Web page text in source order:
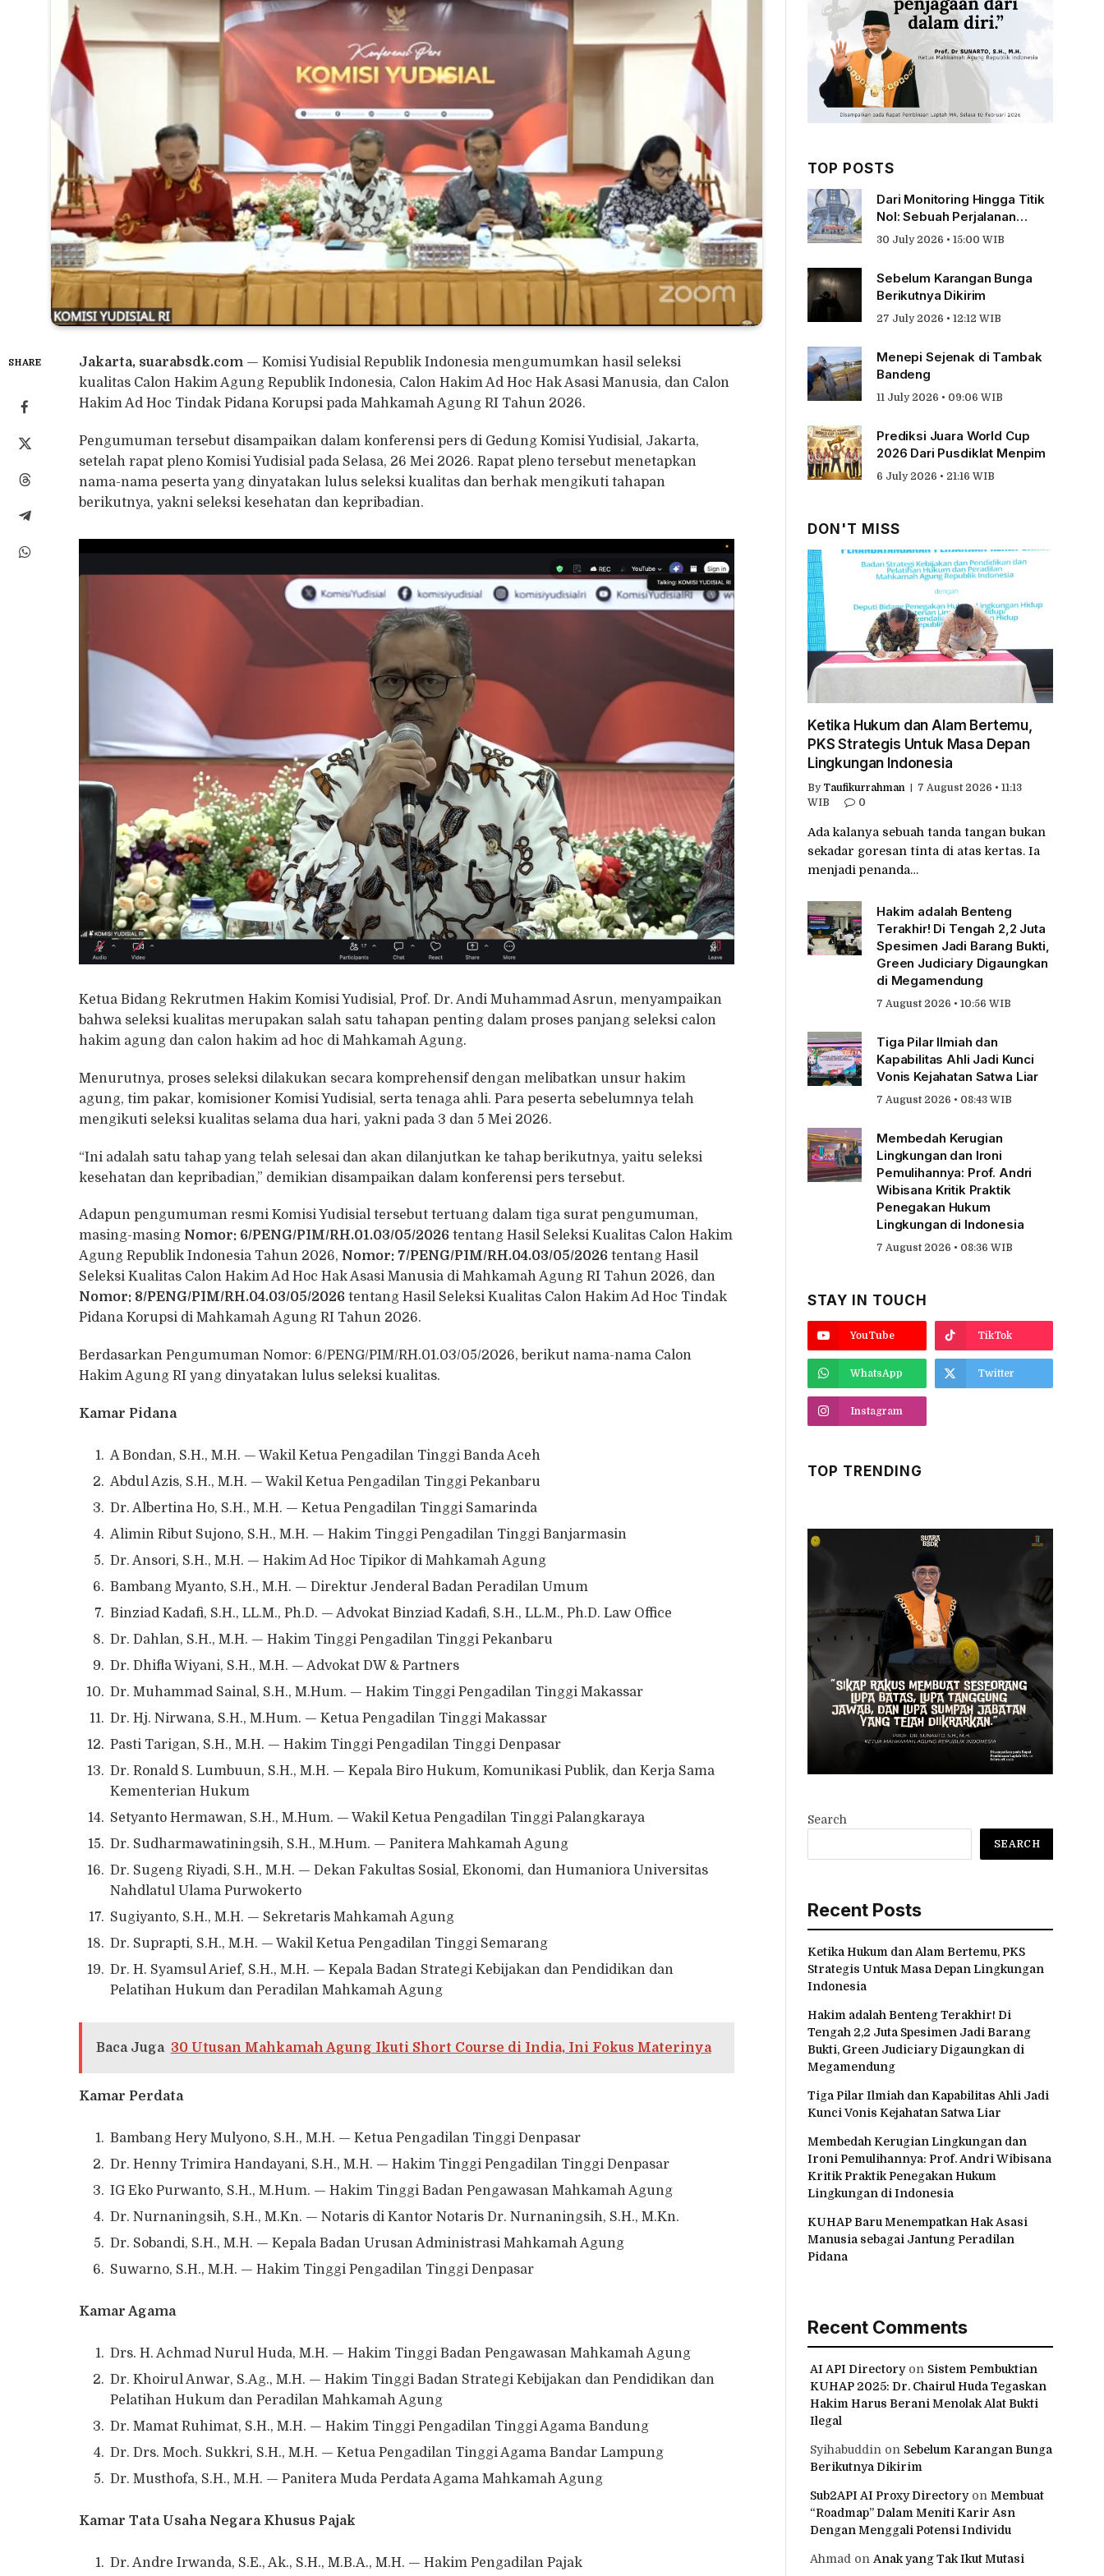
SHARE Jakarta, suarabsdk.com — Komisi Yudisial Republik Indonesia mengumumkan hasil seleksi
kualitas Calon Hakim Agung Republik Indonesia, Calon Hakim Ad Hoc Hak Asasi Manusia, dan Calon
Hakim Ad Hoc Tindak Pidana Korupsi pada Mahkamah Agung RI Tahun 2026.
Pengumuman tersebut disampaikan dalam konferensi pers di Gedung Komisi Yudisial, Jakarta,
setelah rapat pleno Komisi Yudisial pada Selasa, 26 Mei 2026. Rapat pleno tersebut menetapkan
nama-nama peserta yang dinyatakan lulus seleksi kualitas dan berhak mengikuti tahapan
berikutnya, yakni seleksi kesehatan dan kepribadian.
Ketua Bidang Rekrutmen Hakim Komisi Yudisial, Prof. Dr. Andi Muhammad Asrun, menyampaikan
bahwa seleksi kualitas merupakan salah satu tahapan penting dalam proses panjang seleksi calon
hakim agung dan calon hakim ad hoc di Mahkamah Agung.
Menurutnya, proses seleksi dilakukan secara komprehensif dengan melibatkan unsur hakim
agung, tim pakar, komisioner Komisi Yudisial, serta tenaga ahli. Para peserta sebelumnya telah
mengikuti seleksi kualitas selama dua hari, yakni pada 3 dan 5 Mei 2026.
“Ini adalah satu tahap yang telah selesai dan akan dilanjutkan ke tahap berikutnya, yaitu seleksi
kesehatan dan kepribadian,” demikian disampaikan dalam konferensi pers tersebut.
Adapun pengumuman resmi Komisi Yudisial tersebut tertuang dalam tiga surat pengumuman,
masing-masing Nomor: 6/PENG/PIM/RH.01.03/05/2026 tentang Hasil Seleksi Kualitas Calon Hakim
Agung Republik Indonesia Tahun 2026, Nomor: 7/PENG/PIM/RH.04.03/05/2026 tentang Hasil
Seleksi Kualitas Calon Hakim Ad Hoc Hak Asasi Manusia di Mahkamah Agung RI Tahun 2026, dan
Nomor: 8/PENG/PIM/RH.04.03/05/2026 tentang Hasil Seleksi Kualitas Calon Hakim Ad Hoc Tindak
Pidana Korupsi di Mahkamah Agung RI Tahun 2026.
Berdasarkan Pengumuman Nomor: 6/PENG/PIM/RH.01.03/05/2026, berikut nama-nama Calon
Hakim Agung RI yang dinyatakan lulus seleksi kualitas.
Kamar Pidana
A Bondan, S.H., M.H. — Wakil Ketua Pengadilan Tinggi Banda Aceh
Abdul Azis, S.H., M.H. — Wakil Ketua Pengadilan Tinggi Pekanbaru
Dr. Albertina Ho, S.H., M.H. — Ketua Pengadilan Tinggi Samarinda
Alimin Ribut Sujono, S.H., M.H. — Hakim Tinggi Pengadilan Tinggi Banjarmasin
Dr. Ansori, S.H., M.H. — Hakim Ad Hoc Tipikor di Mahkamah Agung
Bambang Myanto, S.H., M.H. — Direktur Jenderal Badan Peradilan Umum
Binziad Kadafi, S.H., LL.M., Ph.D. — Advokat Binziad Kadafi, S.H., LL.M., Ph.D. Law Office
Dr. Dahlan, S.H., M.H. — Hakim Tinggi Pengadilan Tinggi Pekanbaru
Dr. Dhifla Wiyani, S.H., M.H. — Advokat DW & Partners
Dr. Muhammad Sainal, S.H., M.Hum. — Hakim Tinggi Pengadilan Tinggi Makassar
Dr. Hj. Nirwana, S.H., M.Hum. — Ketua Pengadilan Tinggi Makassar
Pasti Tarigan, S.H., M.H. — Hakim Tinggi Pengadilan Tinggi Denpasar
Dr. Ronald S. Lumbuun, S.H., M.H. — Kepala Biro Hukum, Komunikasi Publik, dan Kerja Sama
Kementerian Hukum
Setyanto Hermawan, S.H., M.Hum. — Wakil Ketua Pengadilan Tinggi Palangkaraya
Dr. Sudharmawatiningsih, S.H., M.Hum. — Panitera Mahkamah Agung
Dr. Sugeng Riyadi, S.H., M.H. — Dekan Fakultas Sosial, Ekonomi, dan Humaniora Universitas
Nahdlatul Ulama Purwokerto
Sugiyanto, S.H., M.H. — Sekretaris Mahkamah Agung
Dr. Suprapti, S.H., M.H. — Wakil Ketua Pengadilan Tinggi Semarang
Dr. H. Syamsul Arief, S.H., M.H. — Kepala Badan Strategi Kebijakan dan Pendidikan dan
Pelatihan Hukum dan Peradilan Mahkamah Agung
Baca Juga 30 Utusan Mahkamah Agung Ikuti Short Course di India, Ini Fokus Materinya
Kamar Perdata
Bambang Hery Mulyono, S.H., M.H. — Ketua Pengadilan Tinggi Denpasar
Dr. Henny Trimira Handayani, S.H., M.H. — Hakim Tinggi Pengadilan Tinggi Denpasar
IG Eko Purwanto, S.H., M.Hum. — Hakim Tinggi Badan Pengawasan Mahkamah Agung
Dr. Nurnaningsih, S.H., M.Kn. — Notaris di Kantor Notaris Dr. Nurnaningsih, S.H., M.Kn.
Dr. Sobandi, S.H., M.H. — Kepala Badan Urusan Administrasi Mahkamah Agung
Suwarno, S.H., M.H. — Hakim Tinggi Pengadilan Tinggi Denpasar
Kamar Agama
Drs. H. Achmad Nurul Huda, M.H. — Hakim Tinggi Badan Pengawasan Mahkamah Agung
Dr. Khoirul Anwar, S.Ag., M.H. — Hakim Tinggi Badan Strategi Kebijakan dan Pendidikan dan
Pelatihan Hukum dan Peradilan Mahkamah Agung
Dr. Mamat Ruhimat, S.H., M.H. — Hakim Tinggi Pengadilan Tinggi Agama Bandung
Dr. Drs. Moch. Sukkri, S.H., M.H. — Ketua Pengadilan Tinggi Agama Bandar Lampung
Dr. Musthofa, S.H., M.H. — Panitera Muda Perdata Agama Mahkamah Agung
Kamar Tata Usaha Negara Khusus Pajak
Dr. Andre Irwanda, S.E., Ak., S.H., M.B.A., M.H. — Hakim Pengadilan Pajak
TOP POSTS
Dari Monitoring Hingga Titik
Nol: Sebuah Perjalanan
Tentang Pengabdian
30 July 2026 • 15:00 WIB
Sebelum Karangan Bunga
Berikutnya Dikirim
27 July 2026 • 12:12 WIB
Menepi Sejenak di Tambak
Bandeng
11 July 2026 • 09:06 WIB
Prediksi Juara World Cup
2026 Dari Pusdiklat Menpim
6 July 2026 • 21:16 WIB
DON'T MISS
Ketika Hukum dan Alam Bertemu,
PKS Strategis Untuk Masa Depan
Lingkungan Indonesia
By Taufikurrahman
7 August 2026 • 11:13
WIB
0
Ada kalanya sebuah tanda tangan bukan
sekadar goresan tinta di atas kertas. Ia
menjadi penanda…
Hakim adalah Benteng
Terakhir! Di Tengah 2,2 Juta
Spesimen Jadi Barang Bukti,
Green Judiciary Digaungkan
di Megamendung
7 August 2026 • 10:56 WIB
Tiga Pilar Ilmiah dan
Kapabilitas Ahli Jadi Kunci
Vonis Kejahatan Satwa Liar
7 August 2026 • 08:43 WIB
Membedah Kerugian
Lingkungan dan Ironi
Pemulihannya: Prof. Andri
Wibisana Kritik Praktik
Penegakan Hukum
Lingkungan di Indonesia
7 August 2026 • 08:36 WIB
STAY IN TOUCH
YouTube TikTok
WhatsApp Twitter
Instagram
TOP TRENDING
Search
SEARCH
Recent Posts
Ketika Hukum dan Alam Bertemu, PKS
Strategis Untuk Masa Depan Lingkungan
Indonesia
Hakim adalah Benteng Terakhir! Di
Tengah 2,2 Juta Spesimen Jadi Barang
Bukti, Green Judiciary Digaungkan di
Megamendung
Tiga Pilar Ilmiah dan Kapabilitas Ahli Jadi
Kunci Vonis Kejahatan Satwa Liar
Membedah Kerugian Lingkungan dan
Ironi Pemulihannya: Prof. Andri Wibisana
Kritik Praktik Penegakan Hukum
Lingkungan di Indonesia
KUHAP Baru Menempatkan Hak Asasi
Manusia sebagai Jantung Peradilan
Pidana
Recent Comments
AI API Directoryon Sistem Pembuktian
KUHAP 2025: Dr. Chairul Huda Tegaskan
Hakim Harus Berani Menolak Alat Bukti
Ilegal
Syihabuddin on Sebelum Karangan Bunga
Berikutnya Dikirim
Sub2API AI Proxy Directoryon Membuat
“Roadmap” Dalam Meniti Karir Asn
Dengan Menggali Potensi Individu
Ahmad on Anak yang Tak Ikut Mutasi